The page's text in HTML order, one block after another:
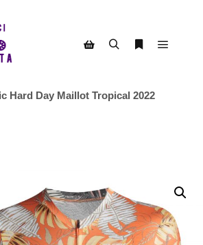
Hard Day Maillot Tropical 2022